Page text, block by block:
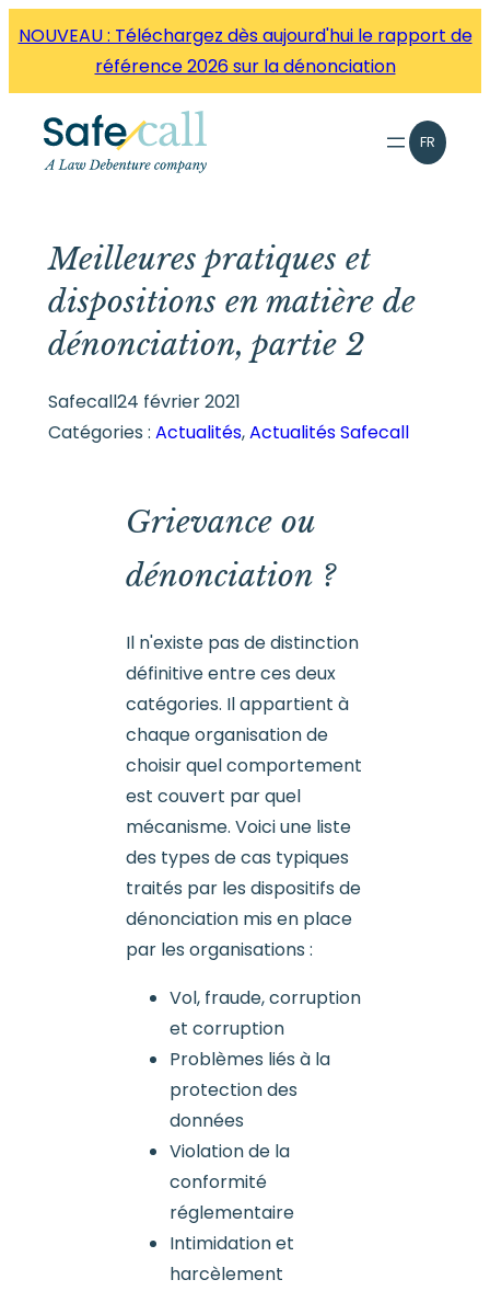
directement
contenu
NOUVEAU : Téléchargez dès aujourd'hui le rapport de
référence 2026 sur la dénonciation
FR
Meilleures pratiques et
dispositions en matière de
dénonciation, partie 2
Safecall24 février 2021
Catégories : Actualités, Actualités Safecall
Grievance ou
dénonciation ?
Il n'existe pas de distinction
définitive entre ces deux
catégories. Il appartient à
chaque organisation de
choisir quel comportement
est couvert par quel
mécanisme. Voici une liste
des types de cas typiques
traités par les dispositifs de
dénonciation mis en place
par les organisations :
Vol, fraude, corruption
et corruption
Problèmes liés à la
protection des
données
Violation de la
conformité
réglementaire
Intimidation et
harcèlement